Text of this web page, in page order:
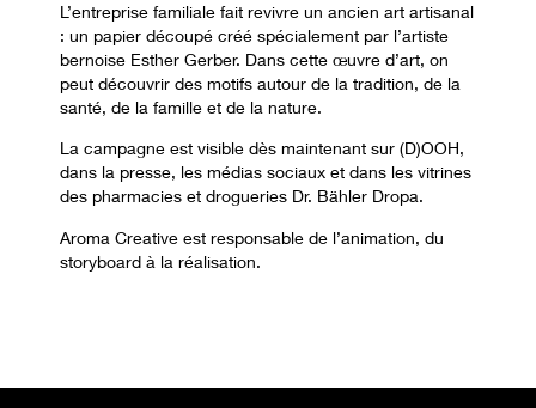
L’entreprise familiale fait revivre un ancien art artisanal
: un papier découpé créé spécialement par l’artiste
bernoise Esther Gerber. Dans cette œuvre d’art, on
peut découvrir des motifs autour de la tradition, de la
santé, de la famille et de la nature.
La campagne est visible dès maintenant sur (D)OOH,
dans la presse, les médias sociaux et dans les vitrines
des pharmacies et drogueries Dr. Bähler Dropa.
Aroma Creative est responsable de l’animation, du
storyboard à la réalisation.